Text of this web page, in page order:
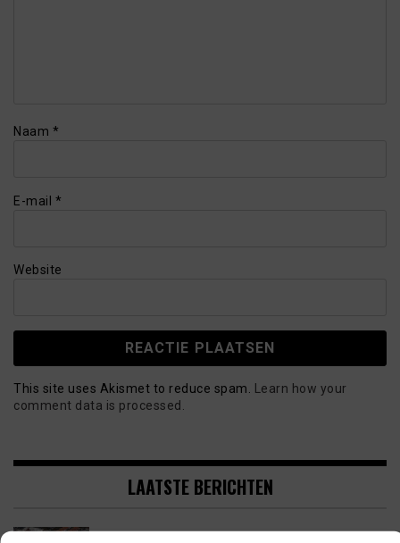
Naam *
E-mail *
Website
This site uses Akismet to reduce spam.
Learn how your
comment data is processed.
LAATSTE BERICHTEN
PSV LAAT SPITS GAAN MAAR BEDING WEL